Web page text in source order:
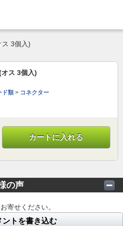
3個入)
ス 3個入)
ド類 > コネクター
カートに入れる
の声
寄せください。
ントを書き込む